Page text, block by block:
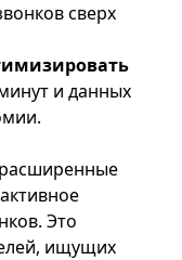
сверх
и данных
Это
ищущих